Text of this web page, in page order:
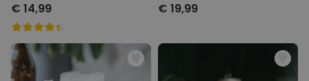
€ 14,99 € 19,99